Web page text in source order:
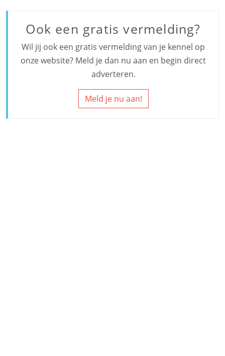
Ook een gratis vermelding?
Wil jij ook een gratis vermelding van je kennel op
onze website? Meld je dan nu aan en begin direct
adverteren.
Meld je nu aan!